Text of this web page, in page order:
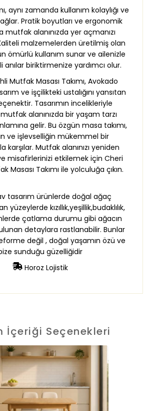
aynı zamanda kullanım kolaylığı ve
Pratik boyutları ve ergonomik
mutfak alanınızda yer açmanızı
malzemelerden üretilmiş olan
ömürlü kullanım sunar ve ailenizle
anılar biriktirmenize yardımcı olur.
Mutfak Masası Takımı, Avokado
ve işçilikteki ustalığını yansıtan
Tasarımın incelikleriyle
alanınızda bir yaşam tarzı
gelir. Bu özgün masa takımı,
ve işlevselliğin mükemmel bir
karşılar. Mutfak alanınızı yeniden
misafirlerinizi etkilemek için Cheri
Masası Takımı ile yolculuğa çıkın.
tasarım ürünlerde doğal ağaç
yüzeylerde kızıllık,yeşillik,budaklılık,
çatlama durumu gibi ağacın
detaylara rastlanabilir. Bunlar
değil , doğal yaşamın özü ve
sunduğu güzelliğidir
Horoz Lojistik
İçeriği Seçenekleri